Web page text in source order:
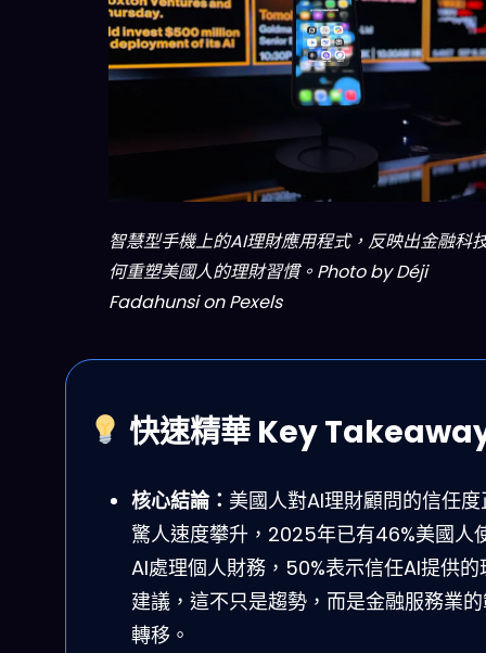
智慧型手機上的AI理財應用程式，反映出金融科
何重塑美國人的理財習慣。Photo by Déji
Fadahunsi on Pexels
快速精華 Key
核心結論： 美國人對AI理財顧問的信任
驚人速度攀升，2025年已有46%美國人
AI處理個人財務，50%表示信任AI提供的
建議，這不只是趨勢，而是金融服務業
轉移。